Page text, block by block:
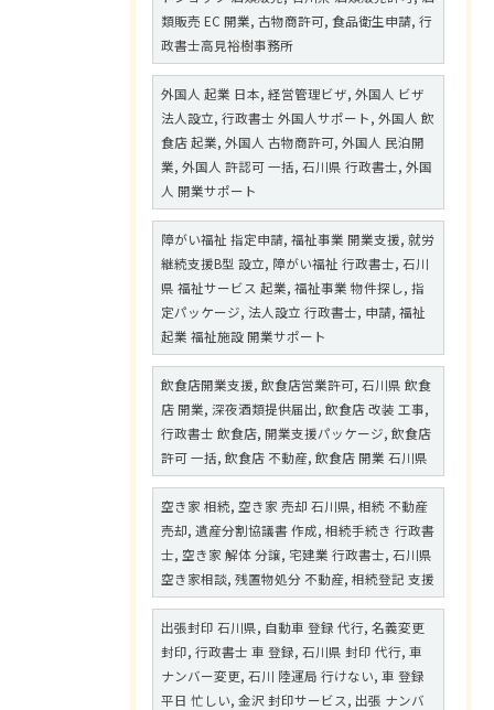
類販売 EC 開業, 古物商許可, 食品衛生申請, 行
政書士高見裕樹事務所
外国人 起業 日本, 経営管理ビザ, 外国人 ビザ
法人設立, 行政書士 外国人サポート, 外国人 飲
食店 起業, 外国人 古物商許可, 外国人 民泊開
業, 外国人 許認可 一括, 石川県 行政書士, 外国
人 開業サポート
障がい福祉 指定申請, 福祉事業 開業支援, 就労
継続支援B型 設立, 障がい福祉 行政書士, 石川
県 福祉サービス 起業, 福祉事業 物件探し, 指
定パッケージ, 法人設立 行政書士, 申請, 福祉
起業 福祉施設 開業サポート
飲食店開業支援, 飲食店営業許可, 石川県 飲食
店 開業, 深夜酒類提供届出, 飲食店 改装 工事,
行政書士 飲食店, 開業支援パッケージ, 飲食店
許可 一括, 飲食店 不動産, 飲食店 開業 石川県
空き家 相続, 空き家 売却 石川県, 相続 不動産
売却, 遺産分割協議書 作成, 相続手続き 行政書
士, 空き家 解体 分譲, 宅建業 行政書士, 石川県
空き家相談, 残置物処分 不動産, 相続登記 支援
出張封印 石川県, 自動車 登録 代行, 名義変更
封印, 行政書士 車 登録, 石川県 封印 代行, 車
ナンバー変更, 石川 陸運局 行けない, 車 登録
平日 忙しい, 金沢 封印サービス, 出張 ナンバ